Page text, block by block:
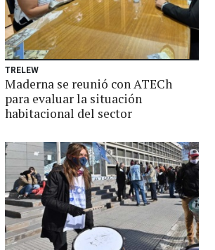
TRELEW
Maderna se reunió con ATECh
para evaluar la situación
habitacional del sector